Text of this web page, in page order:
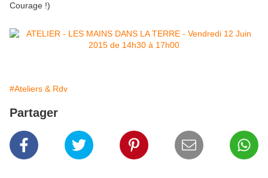
Courage !)
#Ateliers & Rdv
Partager